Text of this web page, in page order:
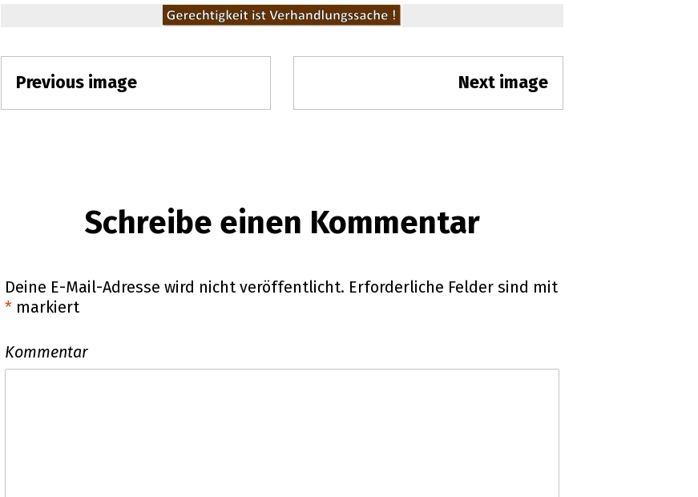
Anhangs-
Previous image Next image
Schreibe einen Kommentar
Deine E-Mail-Adresse wird nicht veröffentlicht. Erforderliche Felder sind mit
* markiert
Kommentar